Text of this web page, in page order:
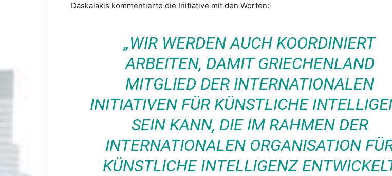
Daskalakis kommentierte die Initiative mit den Worten:
„WIR WERDEN AUCH KOORDINIERT
ARBEITEN, DAMIT GRIECHENLAND
MITGLIED DER INTERNATIONALEN
INITIATIVEN FÜR KÜNSTLICHE
SEIN KANN, DIE IM RAHMEN DER
INTERNATIONALEN ORGANISATION
KÜNSTLICHE INTELLIGENZ